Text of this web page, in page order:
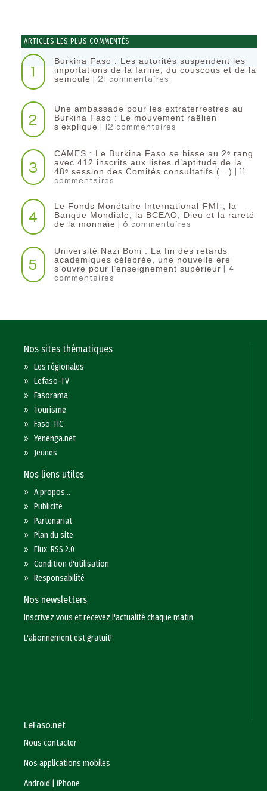
ARTICLES LES PLUS COMMENTÉS
1
Burkina Faso : Les autorités suspendent les
importations de la farine, du couscous et de la
semoule | 21 commentaires
2
Une ambassade pour les extraterrestres au
Burkina Faso : Le mouvement raëlien
s’explique | 12 commentaires
3
CAMES : Le Burkina Faso se hisse au 2ᵉ rang
avec 412 inscrits aux listes d’aptitude de la
48ᵉ session des Comités consultatifs (…) | 11
commentaires
4
Le Fonds Monétaire International-FMI-, la
Banque Mondiale, la BCEAO, Dieu et la rareté
de la monnaie | 6 commentaires
5
Université Nazi Boni : La fin des retards
académiques célébrée, une nouvelle ère
s’ouvre pour l’enseignement supérieur | 4
commentaires
Nos sites thématiques
»Les régionales
»Lefaso-TV
»Fasorama
»Tourisme
»Faso-TIC
»Yenenga.net
» Jeunes
Nos liens utiles
»A propos...
»Publicité
»Partenariat
»Plan du site
»Flux RSS 2.0
»Condition d'utilisation
»Responsabilité
Nos newsletters
Inscrivez vous et recevez l'actualité chaque matin
L'abonnement est gratuit!
LeFaso.net
Nous contacter
Nos applications mobiles
Android
|iPhone